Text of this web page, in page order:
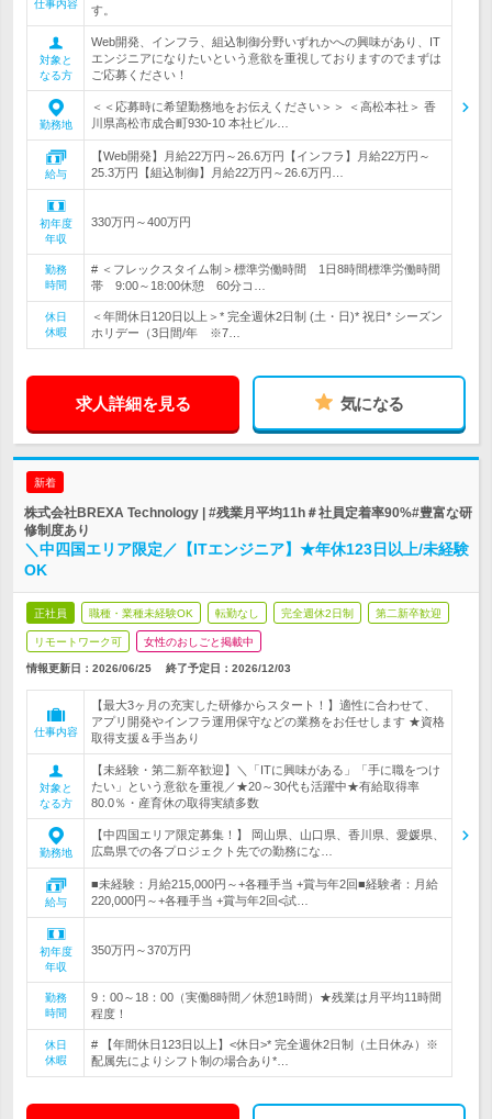
仕事内容 す。
対象と
なる方
Web開発、インフラ、組込制御分野いずれかへの興味があり、IT
エンジニアになりたいという意欲を重視しておりますのでまずは
ご応募ください！
勤務地
＜＜応募時に希望勤務地をお伝えください＞＞ ＜高松本社＞ 香
川県高松市成合町930-10 本社ビル…
給与
【Web開発】月給22万円～26.6万円【インフラ】月給22万円～
25.3万円【組込制御】月給22万円～26.6万円…
初年度
年収
330万円～400万円
勤務
時間
# ＜フレックスタイム制＞標準労働時間 1日8時間標準労働時間
帯 9:00～18:00休憩 60分コ…
休日
休暇
＜年間休日120日以上＞* 完全週休2日制 (土・日)* 祝日* シーズン
ホリデー（3日間/年 ※7…
求人詳細を見る 気になる
新着
株式会社BREXA Technology | #残業月平均11h＃社員定着率90%#豊富な研
修制度あり
＼中四国エリア限定／【ITエンジニア】★年休123日以上/未経験
OK
正社員 職種・業種未経験OK 転勤なし 完全週休2日制 第二新卒歓迎
リモートワーク可 女性のおしごと掲載中
情報更新日：2026/06/25 終了予定日： 2026/12/03
仕事内容
【最大3ヶ月の充実した研修からスタート！】適性に合わせて、
アプリ開発やインフラ運用保守などの業務をお任せします ★資格
取得支援＆手当あり
対象と
なる方
【未経験・第二新卒歓迎】＼「ITに興味がある」「手に職をつけ
たい」という意欲を重視／★20～30代も活躍中★有給取得率
80.0％・産育休の取得実績多数
勤務地
【中四国エリア限定募集！】 岡山県、山口県、香川県、愛媛県、
広島県での各プロジェクト先での勤務にな…
給与
■未経験：月給215,000円～+各種手当 +賞与年2回■経験者：月給
220,000円～+各種手当 +賞与年2回<試…
初年度
年収
350万円～370万円
勤務
時間
9：00～18：00（実働8時間／休憩1時間）★残業は月平均11時間
程度！
休日
休暇
# 【年間休日123日以上】<休日>* 完全週休2日制（土日休み）※
配属先によりシフト制の場合あり*…